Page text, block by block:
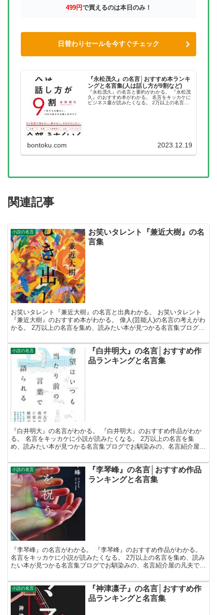
499円で買えるのは本日のみ！
日替わりセールを今すぐチェック
『永松茂久』の名言│おすすめ本ランキ
ングと名言集(人は話し方が9割など)
『永松茂久』の名言と要約がわかる。 『永松茂
久』のおすすめ本がわかる。 名言をキッカケに
ビジネス書が読みたくなる。 2万以上の名言を
bontoku.com 2023.12.19
関連記事
小説の名言
お笑いタレント『兼近大樹』の名
言集
お笑いタレント『兼近大樹』の名言と出典わかる。 お笑いタレント
『兼近大樹』のおすすめ本がわかる。 偉人(芸能人)の名言の考えがわ
かる。 2万以上の名言を集め、読みたい本が見つかる名言集ブログで
小説の名言
『白井明大』の名言│おすすめ作
品ランキングと名言集
『白井明大』の名言がわかる。 『白井明大』のおすすめ作品がわか
る。 名言をキッカケに小説が読みたくなる。 2万以上の名言を集
め、読みたい本が見つかる名言集ブログでお馴染みの、名言紹介屋の
小説の名言
『李琴峰』の名言│おすすめ作品
ランキングと名言集
『李琴峰』の名言がわかる。 『李琴峰』のおすすめ作品がわかる。
名言をキッカケに小説が読みたくなる。 2万以上の名言を集め、読み
たい本が見つかる名言集ブログでお馴染みの、名言紹介屋の凡夫で
小説の名言
『神津凛子』の名言│おすすめ作
品ランキングと名言集